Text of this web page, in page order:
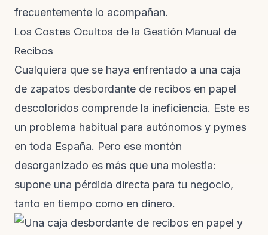
frecuentemente lo acompañan.
Los Costes Ocultos de la Gestión Manual de
Recibos
Cualquiera que se haya enfrentado a una caja
de zapatos desbordante de recibos en papel
descoloridos comprende la ineficiencia. Este es
un problema habitual para autónomos y pymes
en toda España. Pero ese montón
desorganizado es más que una molestia:
supone una pérdida directa para tu negocio,
tanto en tiempo como en dinero.